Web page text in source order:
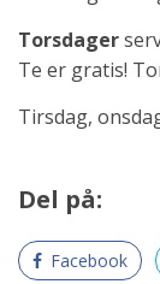
Torsdager
Te er gratis!
Tirsdag,
Del på:
Facebook